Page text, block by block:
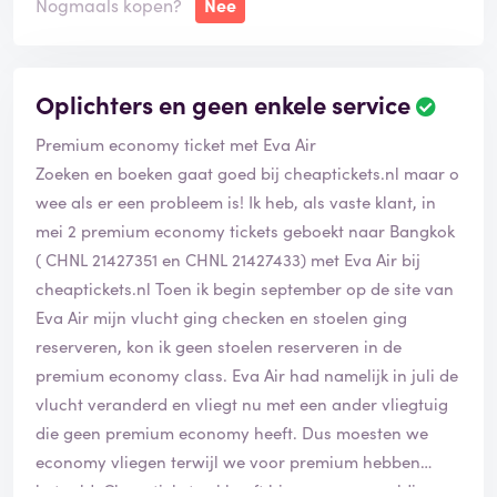
dossiernummer:
SN2829
Oplichters en geen enkele service
Premium economy ticket met Eva Air
Zoeken en boeken gaat goed bij cheaptickets.nl maar o
wee als er een probleem is! Ik heb, als vaste klant, in
mei 2 premium economy tickets geboekt naar Bangkok
( CHNL 21427351 en CHNL 21427433) met Eva Air bij
cheaptickets.nl Toen ik begin september op de site van
Eva Air mijn vlucht ging checken en stoelen ging
reserveren, kon ik geen stoelen reserveren in de
premium economy class. Eva Air had namelijk in juli de
vlucht veranderd en vliegt nu met een ander vliegtuig
die geen premium economy heeft. Dus moesten we
economy vliegen terwijl we voor premium hebben
betaald. Cheaptickets.nl heeft hiervan geen melding